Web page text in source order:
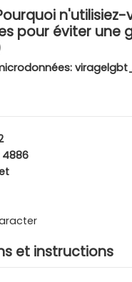
Pourquoi
pour éviter une
4886
et instructions